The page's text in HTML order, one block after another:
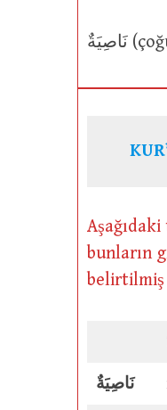
bunların
belirtilmiş
نَاصِيَةٌ